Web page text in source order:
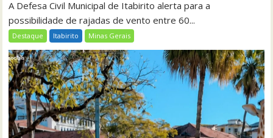
A Defesa Civil Municipal de Itabirito alerta para a
possibilidade de rajadas de vento entre 60...
Destaque Itabirito Minas Gerais